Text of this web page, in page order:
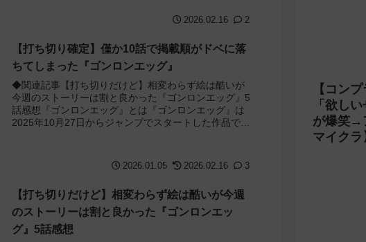
2026.02.16 2
【打ち切り確定】僅か10話で掲載順がドベに落
ちてしまった『ゴンロンエッグ』
◆関連記事【打ち切りだけど】相変わらず絵は酷いが
今週のストーリーは割と良かった『ゴンロンエッグ』5
話感想『ゴンロンエッグ』とは『ゴンロンエッグ』は
2025年10月27日からジャンプでスタートした作品で作
2026.01.05 2026.02.16 3
【打ち切りだけど】相変わらず絵は酷いが今週
のストーリーは割と良かった『ゴンロンエッ
グ』5話感想
【コン
「欲し
が爆笑→
マイクラ